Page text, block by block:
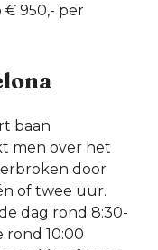
€ 950,- per
baan
men over het
door
of twee uur.
dag rond 8:30-
10:00